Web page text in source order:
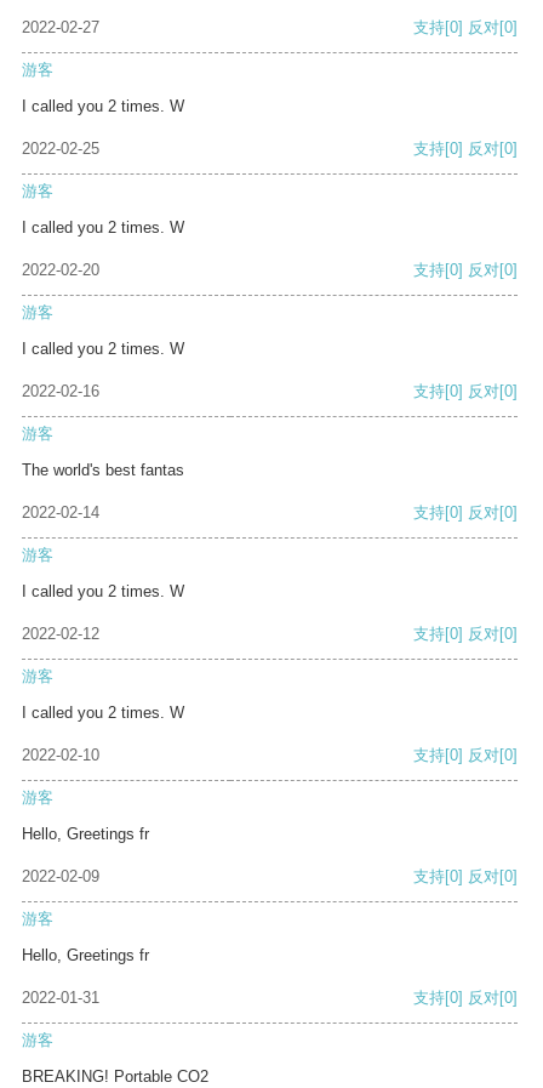
2022-02-27 支持[0] 反对[0]
游客
I called you 2 times. W
2022-02-25 支持[0] 反对[0]
游客
I called you 2 times. W
2022-02-20 支持[0] 反对[0]
游客
I called you 2 times. W
2022-02-16 支持[0] 反对[0]
游客
The world's best fantas
2022-02-14 支持[0] 反对[0]
游客
I called you 2 times. W
2022-02-12 支持[0] 反对[0]
游客
I called you 2 times. W
2022-02-10 支持[0] 反对[0]
游客
Hello, Greetings fr
2022-02-09 支持[0] 反对[0]
游客
Hello, Greetings fr
2022-01-31 支持[0] 反对[0]
游客
BREAKING! Portable CO2